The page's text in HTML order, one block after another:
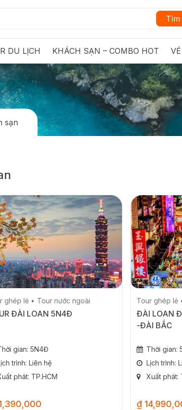
Tìm
DU LỊCH KHÁCH SẠN – COMBO HOT
sạn
ghép lẻ Tour nước ngoài
ĐÀI LOAN 5N4Đ
gian: 5N4Đ
trình: Liên hệ
phát: TP.HCM
Tour ghép lẻ
ĐÀI LOAN
-ĐÀI BẮC
Thời gian:
Lịch trình:
Xuất phát:
₫